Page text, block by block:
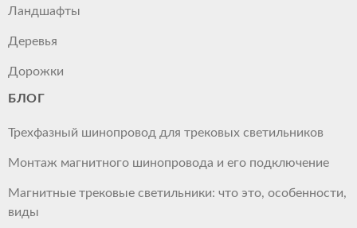
Ландшафты
Деревья
Дорожки
БЛОГ
Трехфазный шинопровод для трековых светильников
Монтаж магнитного шинопровода и его подключение
Магнитные трековые светильники: что это, особенности,
виды